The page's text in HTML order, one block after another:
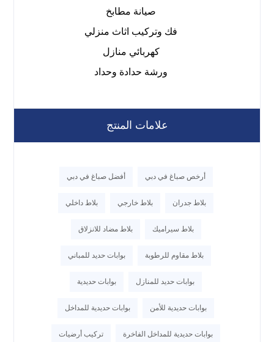
صيانة مطابخ
فك وتركيب اثاث منزلي
كهربائي منازل
ورشة حدادة وحداد
علامات المنتج
أرخص صباغ في دبي أفضل صباغ في دبي
بلاط جدران بلاط خارجي بلاط داخلي
بلاط سيراميك بلاط مضاد للانزلاق
بلاط مقاوم للرطوبة بوابات حديد للمباني
بوابات حديد للمنازل بوابات حديدية
بوابات حديدية للأمن بوابات حديدية للمداخل
بوابات حديدية للمداخل الفاخرة تركيب أرضيات